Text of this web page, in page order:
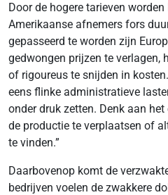
Door de hogere tarieven
Amerikaanse afnemers fors
gepasseerd te worden zijn
gedwongen prijzen te verlagen,
of rigoureus te snijden in
eens flinke administratieve
onder druk zetten. Denk aan
de productie te verplaatsen of
te vinden.”
Daarbovenop komt de
bedrijven voelen de zwakkere